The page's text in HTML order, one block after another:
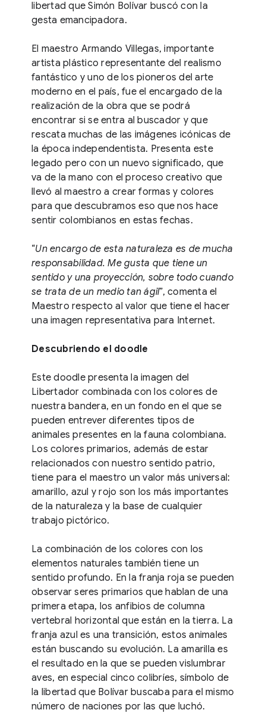
libertad que Simón Bolívar buscó con la
gesta emancipadora.
El maestro Armando Villegas, importante
artista plástico representante del realismo
fantástico y uno de los pioneros del arte
moderno en el país, fue el encargado de la
realización de la obra que se podrá
encontrar si se entra al buscador y que
rescata muchas de las imágenes icónicas de
la época independentista. Presenta este
legado pero con un nuevo significado, que
va de la mano con el proceso creativo que
llevó al maestro a crear formas y colores
para que descubramos eso que nos hace
sentir colombianos en estas fechas.
“Un encargo de esta naturaleza es de mucha
responsabilidad. Me gusta que tiene un
sentido y una proyección, sobre todo cuando
se trata de un medio tan ágil”, comenta el
Maestro respecto al valor que tiene el hacer
una imagen representativa para Internet.
Descubriendo el doodle
Este doodle presenta la imagen del
Libertador combinada con los colores de
nuestra bandera, en un fondo en el que se
pueden entrever diferentes tipos de
animales presentes en la fauna colombiana.
Los colores primarios, además de estar
relacionados con nuestro sentido patrio,
tiene para el maestro un valor más universal:
amarillo, azul y rojo son los más importantes
de la naturaleza y la base de cualquier
trabajo pictórico.
La combinación de los colores con los
elementos naturales también tiene un
sentido profundo. En la franja roja se pueden
observar seres primarios que hablan de una
primera etapa, los anfibios de columna
vertebral horizontal que están en la tierra. La
franja azul es una transición, estos animales
están buscando su evolución. La amarilla es
el resultado en la que se pueden vislumbrar
aves, en especial cinco colibríes, símbolo de
la libertad que Bolívar buscaba para el mismo
número de naciones por las que luchó.